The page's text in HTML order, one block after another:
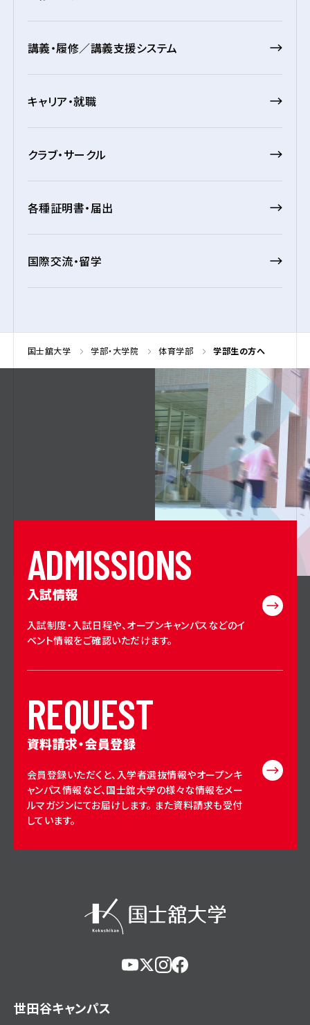
講義・履修／講義支援システム
キャリア・就職
クラブ・サークル
各種証明書・届出
国際交流・留学
国士舘大学 学部・大学院 体育学部 学部生の方へ
ADMISSIONS
入試情報
入試制度・入試日程や、オープンキャンパスなどのイ
ベント情報をご確認いただけます。
REQUEST
資料請求・会員登録
会員登録いただくと、入学者選抜情報やオープンキ
ャンパス情報など、国士舘大学の様々な情報をメー
ルマガジンにてお届けします。 また資料請求も受付
しています。
世田谷キャンパス